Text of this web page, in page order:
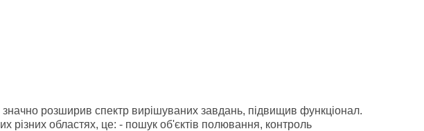
розширив спектр вирішуваних завдань, підвищив функціонал.
різних областях, це: - пошук об'єктів полювання, контроль